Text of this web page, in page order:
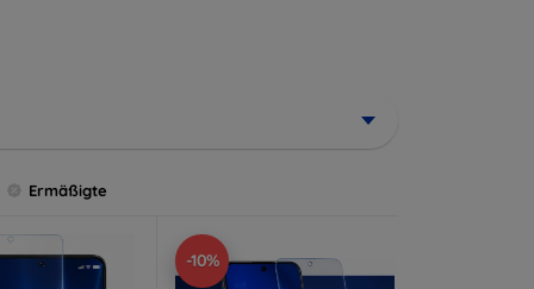
Ermäßigte
-10%